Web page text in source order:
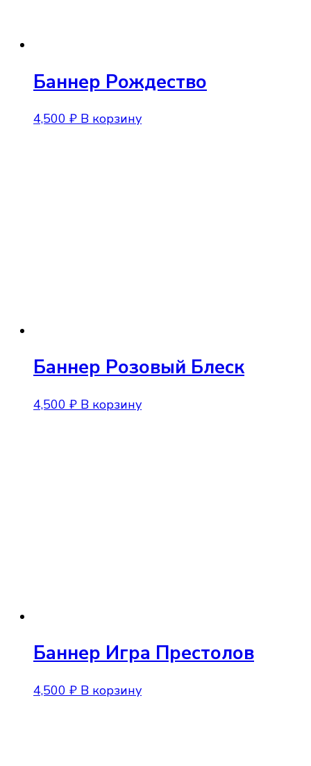
Баннер Рождество
4,500 ₽ В корзину
Баннер Розовый Блеск
4,500 ₽ В корзину
Баннер Игра Престолов
4,500 ₽ В корзину